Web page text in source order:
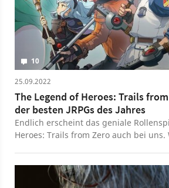
10
25.09.2022
The Legend of Heroes: Trails
der besten JRPGs des Jahres
Endlich erscheint das geniale
Heroes: Trails from Zero auch bei uns.